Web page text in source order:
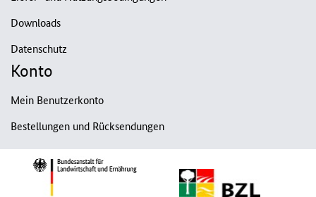
Downloads
Datenschutz
Konto
Mein Benutzerkonto
Bestellungen und Rücksendungen